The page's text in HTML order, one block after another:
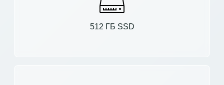
512 ГБ SSD